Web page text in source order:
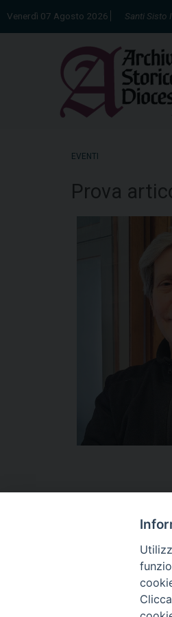
Venerdì 07 Agosto 2026 Santi Sisto
EVENTI
Prova